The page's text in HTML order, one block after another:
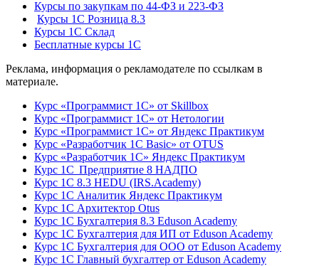
Курсы по закупкам по 44‑ФЗ и 223‑ФЗ
Курсы 1С Розница 8.3
Курсы 1С Склад
Бесплатные курсы 1С
Реклама, информация о рекламодателе по ссылкам в
материале.
Курс «Программист 1С» от Skillbox
Курс «Программист 1С» от Нетологии
Курс «Программист 1С» от Яндекс Практикум
Курс «Разработчик 1С Basic» от OTUS
Курс «Разработчик 1С» Яндекс Практикум
Курс 1С Предприятие 8 НАДПО
Курс 1С 8.3 HEDU (IRS.Academy)
Курс 1С Аналитик Яндекс Практикум
Курс 1С Архитектор Otus
Курс 1С Бухгалтерия 8.3 Eduson Academy
Курс 1С Бухгалтерия для ИП от Eduson Academy
Курс 1С Бухгалтерия для ООО от Eduson Academy
Курс 1С Главный бухгалтер от Eduson Academy